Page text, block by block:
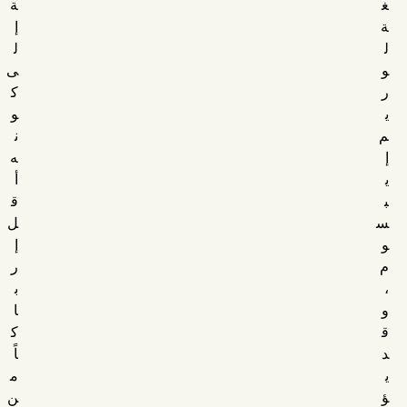
غ
ة
ل
و
ر
ي
م
إ
ي
ب
س
و
م
،
و
ق
د
ي
ؤ
ة
إ
ل
ى
ك
و
ن
ه
أ
ق
ل
إ
ر
ب
ا
ك
اً
م
ن